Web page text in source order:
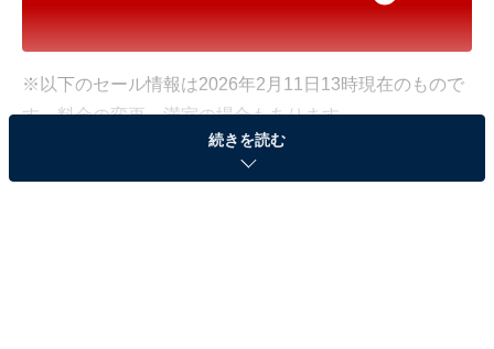
※以下のセール情報は2026年2月11日13時現在のもので
す。料金の変更、満室の場合もあります。
※本記事で紹介している商品の購入やサービスの利用により、売上の一部が
オールアバウトに還元されることがあります。
続きを読む